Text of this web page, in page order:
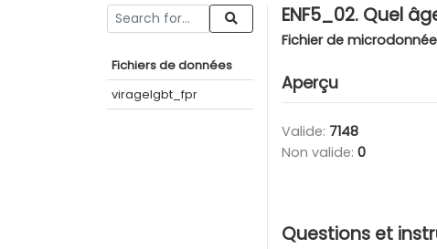
Fichiers de données
viragelgbt_fpr
ENF5_02. Quel
Fichier de
Aperçu
Valide: 7148
Non valide: 0
Questions et